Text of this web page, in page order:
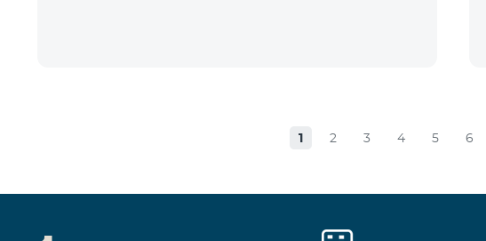
1 2 3 4 5 6